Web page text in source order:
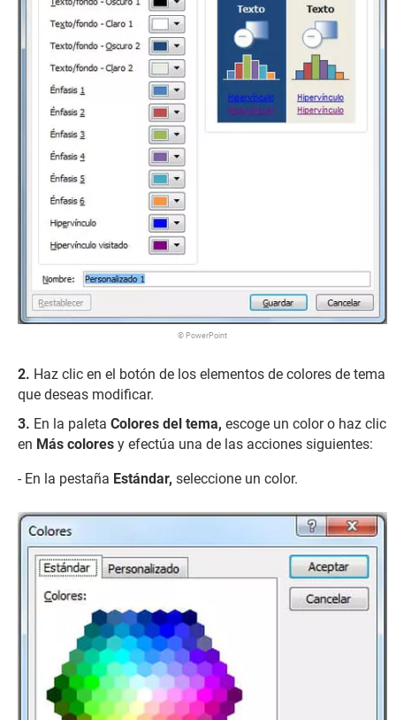
© PowerPoint
Haz clic en el botón de los elementos de colores de tema
que deseas modificar.
En la paleta Colores del tema, escoge un color o haz clic
en Más colores y efectúa una de las acciones siguientes:
- En la pestaña Estándar, seleccione un color.